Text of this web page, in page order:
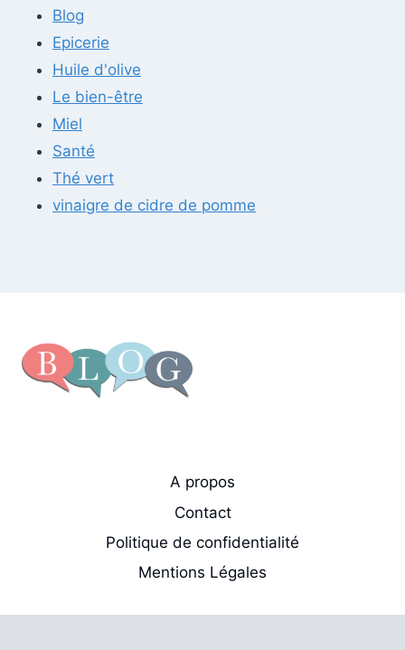
Blog
Epicerie
Huile d'olive
Le bien-être
Miel
Santé
Thé vert
vinaigre de cidre de pomme
A propos
Contact
Politique de confidentialité
Mentions Légales